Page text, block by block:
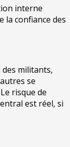
interne
la confiance des
militants,
se
risque de
est réel, si